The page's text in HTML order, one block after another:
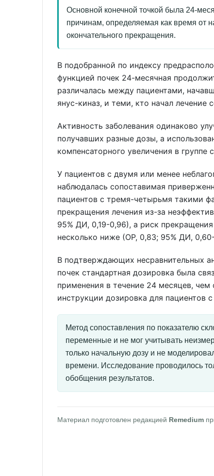
Основной конечной точкой была 24-
причинам, определяемая как время от
окончательного прекращения.
В подобранной по индексу
функцией почек 24-месячная
различалась между пациентами,
янус-киназ, и теми, кто начал лечение
Активность заболевания одинаково
получавших разные дозы, а
компенсаторного увеличения в группе
У пациентов с двумя или менее
наблюдалась сопоставимая
пациентов с тремя-четырьмя такими
прекращения лечения из-за
95% ДИ, 0,19-0,96), а риск
несколько ниже (ОР, 0,83; 95% ДИ,
В подтверждающих несравнительных
почек стандартная дозировка была
применения в течение 24 месяцев,
инструкции дозировка для пациентов
Метод сопоставления по показателю
переменные и не мог учитывать
только начальную дозу и не
времени. Исследование проводилось
обобщения результатов.
Материал подготовлен редакцией Remedium